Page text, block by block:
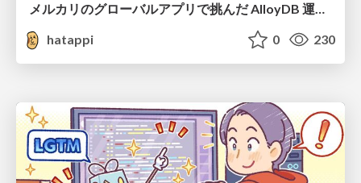
メルカリのグローバルアプリで挑んだ AlloyDB 運用と課題解決の実践記
hatappi
0 230